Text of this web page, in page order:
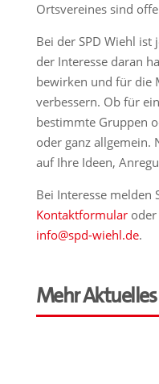
Ortsvereines sind
Bei der SPD Wiehl
der Interesse daran
bewirken und für die
verbessern. Ob für
bestimmte Gruppen
oder ganz allgemein.
auf Ihre Ideen,
Bei Interesse melden
Kontaktformularoder
info@spd-wiehl.de.
Mehr Aktuelles